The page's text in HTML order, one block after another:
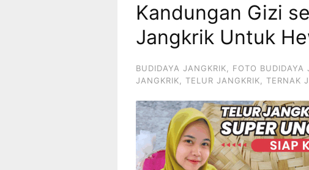
Kandungan Gizi
Jangkrik Untuk
BUDIDAYA JANGKRIK FOTO BUDIDAYA
JANGKRIK
TELUR JANGKRIK TERNAK